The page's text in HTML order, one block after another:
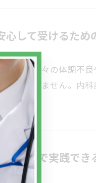
して受けるため
か？日々の体調不
くありません。内
東市で実践で